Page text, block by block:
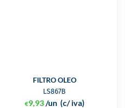
FILTRO OLEO
LS867B
€9,93 (c/ iva)
/un